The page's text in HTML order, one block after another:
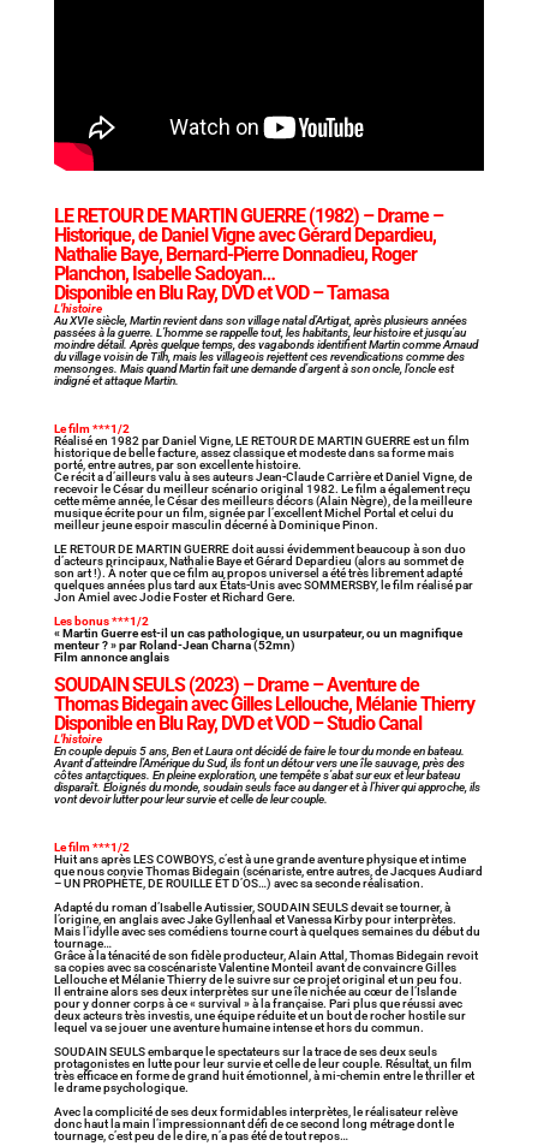
LE RETOUR DE MARTIN GUERRE(1982) – Drame –
Historique, de Daniel Vigne avec Gérard Depardieu,
Nathalie Baye, Bernard-Pierre Donnadieu, Roger
Planchon, Isabelle Sadoyan…
Disponible en Blu Ray, DVD et VOD – Tamasa
L’histoire
Au XVIe siècle, Martin revient dans son village natal d’Artigat, après plusieurs années
passées à la guerre. L’homme se rappelle tout, les habitants, leur histoire et jusqu’au
moindre détail. Après quelque temps, des vagabonds identifient Martin comme Arnaud
du village voisin de Tilh, mais les villageois rejettent ces revendications comme des
mensonges. Mais quand Martin fait une demande d’argent à son oncle, l’oncle est
indigné et attaque Martin.
Le film ***1/2
Réalisé en 1982 par Daniel Vigne, LE RETOUR DE MARTIN GUERRE est un film
historique de belle facture, assez classique et modeste dans sa forme mais
porté, entre autres, par son excellente histoire.
Ce récit a d’ailleurs valu à ses auteurs Jean-Claude Carrière et Daniel Vigne, de
recevoir le César du meilleur scénario original 1982. Le film a également reçu
cette même année, le César des meilleurs décors (Alain Nègre), de la meilleure
musique écrite pour un film, signée par l’excellent Michel Portal et celui du
meilleur jeune espoir masculin décerné à Dominique Pinon.
LE RETOUR DE MARTIN GUERRE doit aussi évidemment beaucoup à son duo
d’acteurs principaux, Nathalie Baye et Gérard Depardieu (alors au sommet de
son art !). À noter que ce film au propos universel a été très librement adapté
quelques années plus tard aux États-Unis avec SOMMERSBY, le film réalisé par
Jon Amiel avec Jodie Foster et Richard Gere.
Les bonus ***1/2
« Martin Guerre est-il un cas pathologique, un usurpateur, ou un magnifique
menteur ? » par Roland-Jean Charna (52mn)
Film annonce anglais
SOUDAIN SEULS(2023) – Drame – Aventure de
Thomas Bidegain avec Gilles Lellouche, Mélanie Thierry
Disponible en Blu Ray, DVD et VOD – Studio Canal
L’histoire
En couple depuis 5 ans, Ben et Laura ont décidé de faire le tour du monde en bateau.
Avant d’atteindre l’Amérique du Sud, ils font un détour vers une île sauvage, près des
côtes antarctiques. En pleine exploration, une tempête s’abat sur eux et leur bateau
disparaît. Éloignés du monde, soudain seuls face au danger et à l’hiver qui approche, ils
vont devoir lutter pour leur survie et celle de leur couple.
Le film ***1/2
Huit ans après LES COWBOYS, c’est à une grande aventure physique et intime
que nous convie Thomas Bidegain (scénariste, entre autres, de Jacques Audiard
– UN PROPHÈTE, DE ROUILLE ET D’OS…) avec sa seconde réalisation.
Adapté du roman d’Isabelle Autissier, SOUDAIN SEULS devait se tourner, à
l’origine, en anglais avec Jake Gyllenhaal et Vanessa Kirby pour interprètes.
Mais l’idylle avec ses comédiens tourne court à quelques semaines du début du
tournage…
Grâce à la ténacité de son fidèle producteur, Alain Attal, Thomas Bidegain revoit
sa copies avec sa coscénariste Valentine Monteil avant de convaincre Gilles
Lellouche et Mélanie Thierry de le suivre sur ce projet original et un peu fou.
Il entraine alors ses deux interprètes sur une île nichée au cœur de l’Islande
pour y donner corps à ce « survival » à la française. Pari plus que réussi avec
deux acteurs très investis, une équipe réduite et un bout de rocher hostile sur
lequel va se jouer une aventure humaine intense et hors du commun.
SOUDAIN SEULS embarque le spectateurs sur la trace de ses deux seuls
protagonistes en lutte pour leur survie et celle de leur couple. Résultat, un film
très efficace en forme de grand huit émotionnel, à mi-chemin entre le thriller et
le drame psychologique.
Avec la complicité de ses deux formidables interprètes, le réalisateur relève
donc haut la main l’impressionnant défi de ce second long métrage dont le
tournage, c’est peu de le dire, n’a pas été de tout repos…